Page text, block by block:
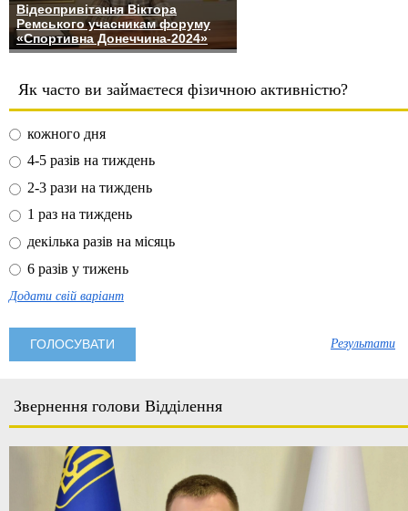
Відеопривітання Віктора
Ремського учасникам форуму
«Спортивна Донеччина-2024»
Як часто ви займаєтеся фізичною активністю?
кожного дня
4-5 разів на тиждень
2-3 рази на тиждень
1 раз на тиждень
декілька разів на місяць
6 разів у тижень
Додати свій варіант
Результати
Звернення голови Відділення